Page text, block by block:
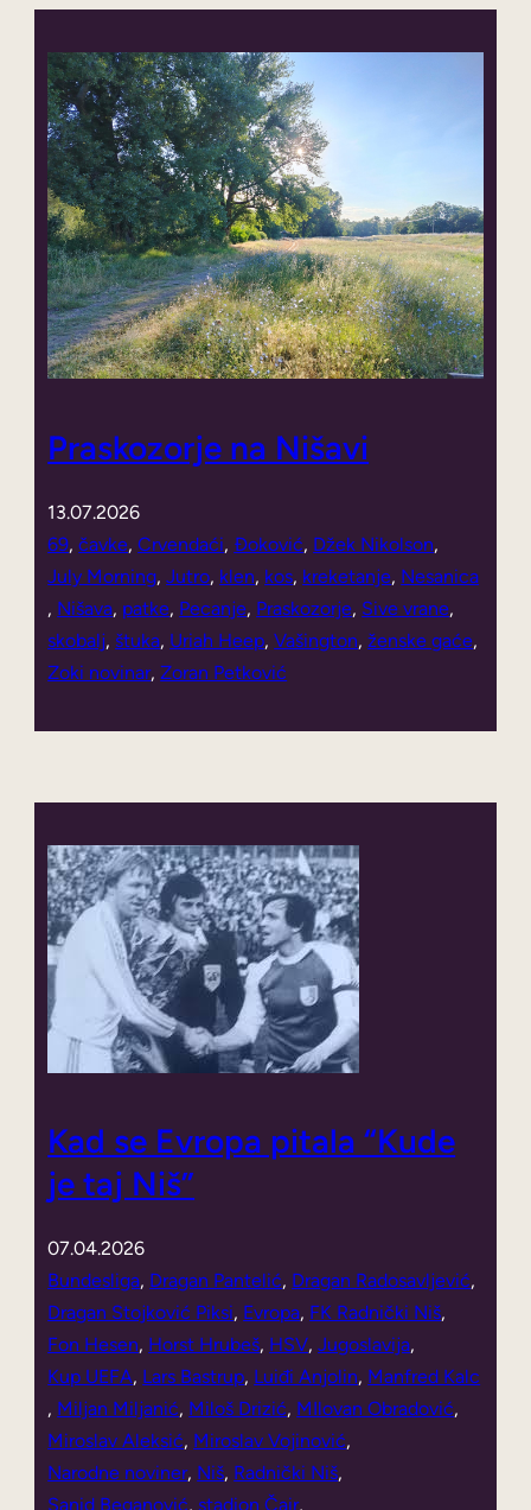
Praskozorje na Nišavi
13.07.2026
69, čavke, Crvendaći, Đoković, Džek Nikolson,
July Morning, Jutro, klen, kos, kreketanje, Nesanica
, Nišava, patke, Pecanje, Praskozorje, Sive vrane,
skobalj, štuka, Uriah Heep, Vašington, ženske gaće,
Zoki novinar, Zoran Petković
Kad se Evropa pitala “Kude
je taj Niš”
07.04.2026
Bundesliga, Dragan Pantelić, Dragan Radosavljević,
Dragan Stojković Piksi, Evropa, FK Radnički Niš,
Fon Hesen, Horst Hrubeš, HSV, Jugoslavija,
Kup UEFA, Lars Bastrup, Luiđi Anjolin, Manfred Kalc
, Miljan Miljanić, Miloš Drizić, MIlovan Obradović,
Miroslav Aleksić, Miroslav Vojinović,
Narodne noviner, Niš, Radnički Niš,
Sanid Beganović, stadion Čair,